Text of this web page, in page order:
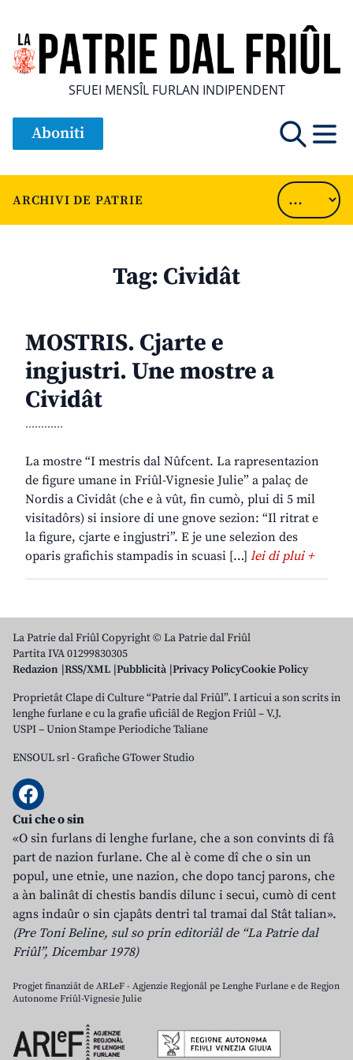
SFUEI MENSÎL FURLAN INDIPENDENT
Aboniti
ARCHIVI DE PATRIE
Tag: Cividât
MOSTRIS. Cjarte e
ingjustri. Une mostre a
Cividât
............
La mostre “I mestris dal Nûfcent. La rapresentazion
de figure umane in Friûl-Vignesie Julie” a palaç de
Nordis a Cividât (che e à vût, fin cumò, plui di 5 mil
visitadôrs) si insiore di une gnove sezion: “Il ritrat e
la figure, cjarte e ingjustri”. E je une selezion des
oparis grafichis stampadis in scuasi […] lei di plui +
La Patrie dal Friûl Copyright © La Patrie dal Friûl
Partita IVA 01299830305
Redazion RSS/XML Pubblicità Privacy PolicyCookie Policy
Proprietât Clape di Culture “Patrie dal Friûl”. I articui a son scrits in
lenghe furlane e cu la grafie uficiâl de Regjon Friûl – V.J.
USPI – Union Stampe Periodiche Taliane
ENSOUL srl-Grafiche GTower Studio
Cui che o sin
«O sin furlans di lenghe furlane, che a son convints di fâ
part de nazion furlane. Che al è come dî che o sin un
popul, une etnie, une nazion, che dopo tancj parons, che
a àn balinât di chestis bandis dilunc i secui, cumò di cent
agns indaûr o sin cjapâts dentri tal tramai dal Stât talian».
(Pre Toni Beline, sul so prin editoriâl de “La Patrie dal
Friûl”, Dicembar 1978)
Progjet finanziât de ARLeF - Agjenzie Regjonâl pe Lenghe Furlane e de Regjon
Autonome Friûl-Vignesie Julie